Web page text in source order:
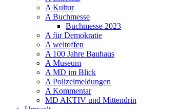
A Kultur
A Buchmesse
Buchmesse 2023
A für Demokratie
A weltoffen
A 100 Jahre Bauhaus
A Museum
A MD im Blick
A Polizeimeldungen
A Kommentar
MD AKTIV und Mittendrin